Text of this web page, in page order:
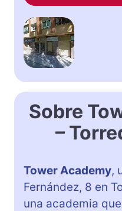
Sobre
–
Tower Academy,
Fernández, 8 en
una academia